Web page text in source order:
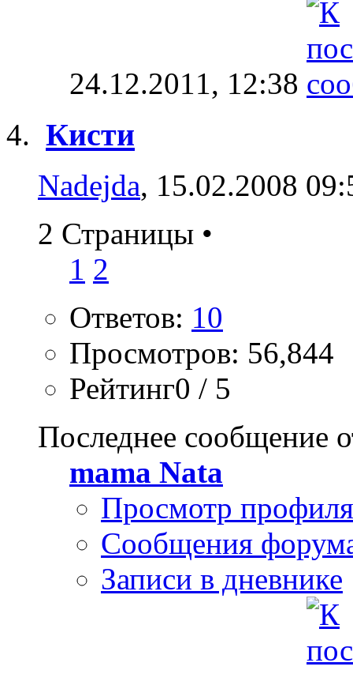
24.12.2011, 12:38
Кисти
Nadejda, 15.02.2008
2 Страницы •
1 2
Ответов: 10
Просмотров: 56,844
Рейтинг0 / 5
Последнее сообщение
mama Nata
Просмотр профиля
Сообщения
Записи в дневнике